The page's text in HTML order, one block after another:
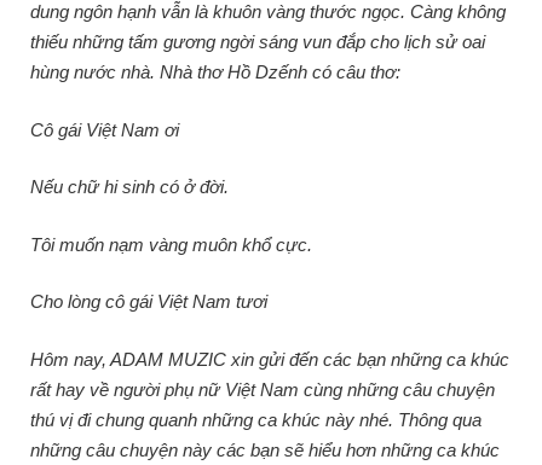
dung ngôn hạnh vẫn là khuôn vàng thước ngọc. Càng không
thiếu những tấm gương ngời sáng vun đắp cho lịch sử oai
hùng nước nhà. Nhà thơ Hồ Dzếnh có câu thơ:
Cô gái Việt Nam ơi
Nếu chữ hi sinh có ở đời.
Tôi muốn nạm vàng muôn khổ cực.
Cho lòng cô gái Việt Nam tươi
Hôm nay, ADAM MUZIC xin gửi đến các bạn những ca khúc
rất hay về người phụ nữ Việt Nam cùng những câu chuyện
thú vị đi chung quanh những ca khúc này nhé. Thông qua
những câu chuyện này các bạn sẽ hiểu hơn những ca khúc